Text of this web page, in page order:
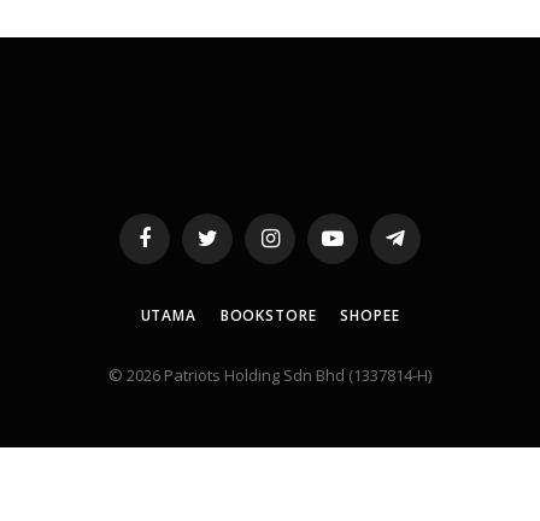
FacebookTwitter InstagramYouTubeTelegram
UTAMA BOOKSTORE SHOPEE
© 2026 Patriots Holding Sdn Bhd (1337814-H)